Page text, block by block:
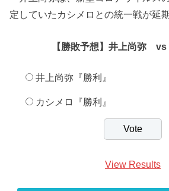
定していたカシメロとの統一戦が延
【勝敗予想】井上尚弥
井上尚弥『勝利』
カシメロ『勝利』
View Results